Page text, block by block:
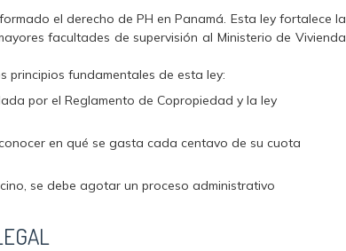
el derecho de PH en Panamá. Esta ley fortalece la
facultades de supervisión al Ministerio de Vivienda
principios fundamentales de esta ley:
por el Reglamento de Copropiedad y la ley
en qué se gasta cada centavo de su cuota
se debe agotar un proceso administrativo